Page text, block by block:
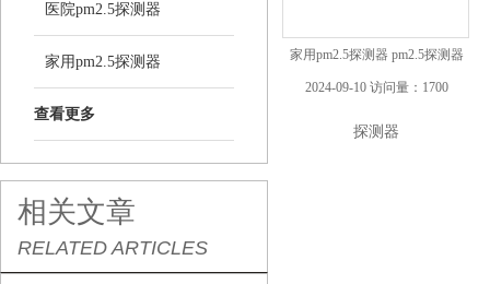
医院pm2.5探测器
家用pm2.5探测器
查看更多
相关文章
RELATED ARTICLES
家用pm2.5探测器 pm2.5探测器
2024-09-10 访问量：1700